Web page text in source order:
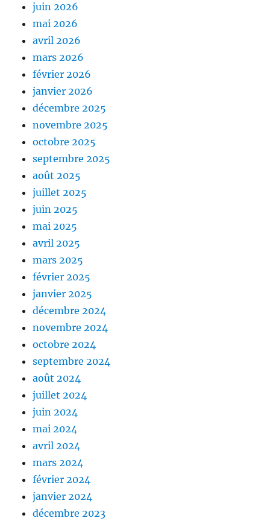
juin 2026
mai 2026
avril 2026
mars 2026
février 2026
janvier 2026
décembre 2025
novembre 2025
octobre 2025
septembre 2025
août 2025
juillet 2025
juin 2025
mai 2025
avril 2025
mars 2025
février 2025
janvier 2025
décembre 2024
novembre 2024
octobre 2024
septembre 2024
août 2024
juillet 2024
juin 2024
mai 2024
avril 2024
mars 2024
février 2024
janvier 2024
décembre 2023